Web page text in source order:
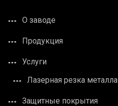
О заводе
Продукция
Услуги
Лазерная резка металла
Защитные покрытия